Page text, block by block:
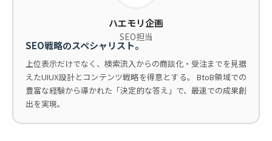
ハエモリ企画
SEO担当
SEO戦略のスペシャリスト。
上位表示だけでなく、検索流入からの商談化・受注までを見据
えたUIUX設計とコンテンツ戦略を得意とする。 BtoB領域での
豊富な経験から導かれた「決定的な答え」で、最速での成果創
出を実現。